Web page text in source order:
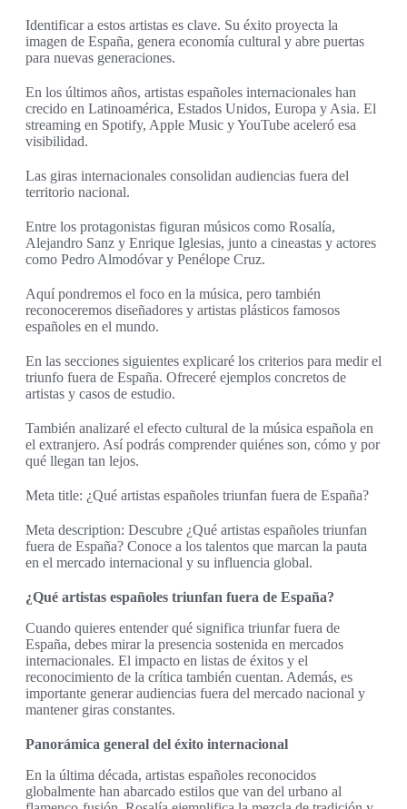
Identificar a estos artistas es clave. Su éxito proyecta la
imagen de España, genera economía cultural y abre puertas
para nuevas generaciones.
En los últimos años, artistas españoles internacionales han
crecido en Latinoamérica, Estados Unidos, Europa y Asia. El
streaming en Spotify, Apple Music y YouTube aceleró esa
visibilidad.
Las giras internacionales consolidan audiencias fuera del
territorio nacional.
Entre los protagonistas figuran músicos como Rosalía,
Alejandro Sanz y Enrique Iglesias, junto a cineastas y actores
como Pedro Almodóvar y Penélope Cruz.
Aquí pondremos el foco en la música, pero también
reconoceremos diseñadores y artistas plásticos famosos
españoles en el mundo.
En las secciones siguientes explicaré los criterios para medir el
triunfo fuera de España. Ofreceré ejemplos concretos de
artistas y casos de estudio.
También analizaré el efecto cultural de la música española en
el extranjero. Así podrás comprender quiénes son, cómo y por
qué llegan tan lejos.
Meta title: ¿Qué artistas españoles triunfan fuera de España?
Meta description: Descubre ¿Qué artistas españoles triunfan
fuera de España? Conoce a los talentos que marcan la pauta
en el mercado internacional y su influencia global.
¿Qué artistas españoles triunfan fuera de España?
Cuando quieres entender qué significa triunfar fuera de
España, debes mirar la presencia sostenida en mercados
internacionales. El impacto en listas de éxitos y el
reconocimiento de la crítica también cuentan. Además, es
importante generar audiencias fuera del mercado nacional y
mantener giras constantes.
Panorámica general del éxito internacional
En la última década, artistas españoles reconocidos
globalmente han abarcado estilos que van del urbano al